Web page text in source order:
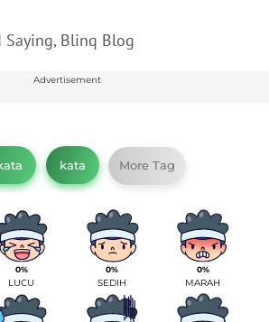
Saying, Blinq Blog
Advertisement
kata More Tag
0%
LUCU
0%
SEDIH
0%
MARAH